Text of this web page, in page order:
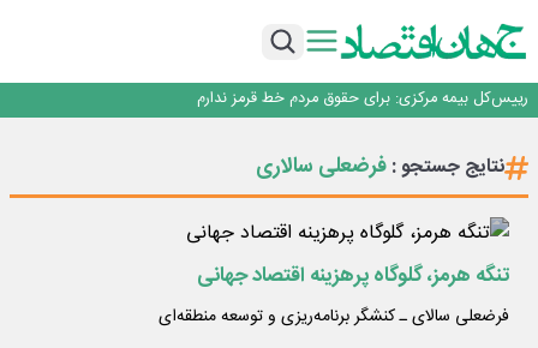
طلسم خانه‌سازی چینی‌ها در ایران شکسته می‌شود؟
رییس‌کل بیمه مرکزی: برای حقوق مردم خط قرمز ندارم
چشم‌انداز صادرات گوشت مرغ؛ از ناپایداری سیاست‌ها تا اعتماد به خصوصی‌ها
طلسم خانه‌سازی چینی‌ها در ایران شکسته می‌شود؟
رییس‌کل بیمه مرکزی: برای حقوق مردم خط قرمز ندارم
نتایج جستجو :فرضعلی سالاری
تنگه هرمز، گلوگاه پرهزینه اقتصاد جهانی
فرضعلی سالای ـ کنشگر برنامه‌ریزی و توسعه منطقه‌ای